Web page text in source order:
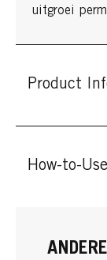
uitgroei
Product
How-to-Use